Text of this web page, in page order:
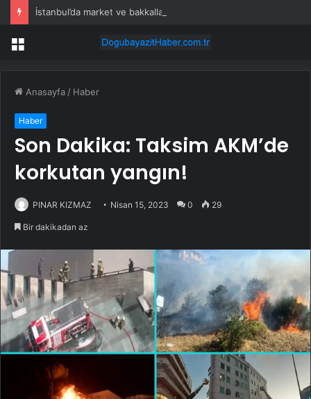
Menü
Anasayfa / Haber
Haber
Son Dakika: Taksim AKM’de
korkutan yangın!
PINAR KIZMAZ Nisan 15, 2023 0 29
Bir dakikadan az